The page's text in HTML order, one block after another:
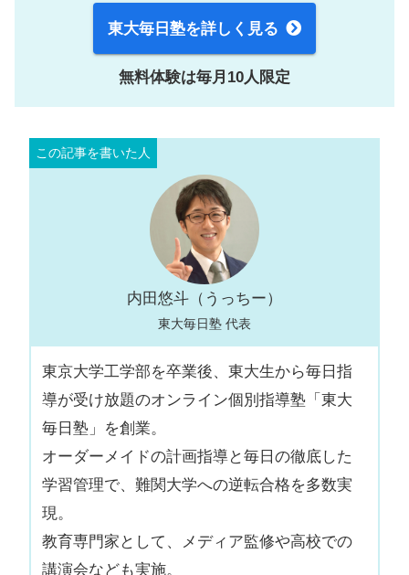
東大毎日塾を詳しく見る
無料体験は毎月10人限定
内田悠斗（うっちー）
東大毎日塾 代表
東京大学工学部を卒業後、東大生から毎日指
導が受け放題のオンライン個別指導塾「東大
毎日塾」を創業。
オーダーメイドの計画指導と毎日の徹底した
学習管理で、難関大学への逆転合格を多数実
現。
教育専門家として、メディア監修や高校での
講演会なども実施。